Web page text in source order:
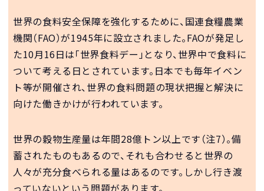
世界の食料安全保障を強化するために、国連食糧農業
機関（FAO）が1945年に設立されました。FAOが発足し
た10月16日は「世界食料デー」となり、世界中で食料に
ついて考える日とされています。日本でも毎年イベン
ト等が開催され、世界の食料問題の現状把握と解決に
向けた働きかけが行われています。
世界の穀物生産量は年間28億トン以上です（注7）。備
蓄されたものもあるので、それも合わせると世界の
人々が充分食べられる量はあるのです。しかし行き渡
っていないという問題があります。